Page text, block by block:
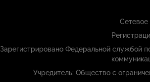
Сетевое
Зарегистрировано Федеральной службой
Учредитель: Общество с